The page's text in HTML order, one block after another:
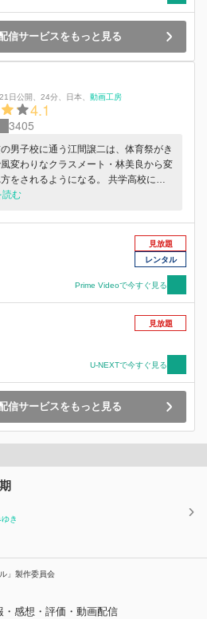
信サービスをもっと見る
日公開、 24分、 日本、 動画工房
4.1
3405
男子校に通う江間譲二は、体育祭がき
変わりなクラスメート・林美良から変
をされるようになる。 共学高校に通
は、校内で忌み嫌われている不気味キ
……。 思春期ならではの人間模様が
ムニバス・ストーリー。
読む
見放題
レンタル
Prime Videoで今すぐ見る
見放題
U-NEXTで今すぐ見る
信サービスをもっと見る
き
」製作委員会
・感想・評価・動画配信